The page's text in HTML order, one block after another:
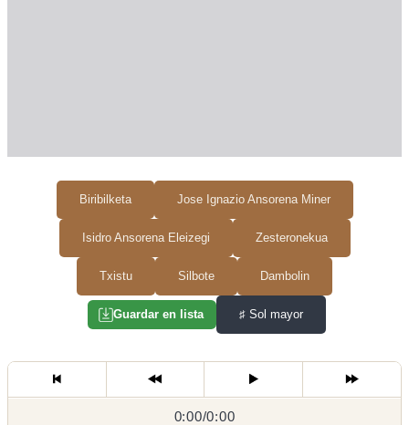
Biribilketa Jose Ignazio Ansorena Miner
Isidro Ansorena Eleizegi Zesteronekua
Txistu Silbote Dambolin
Guardar en lista ♯ Sol mayor
0:00/
0:00/0:00